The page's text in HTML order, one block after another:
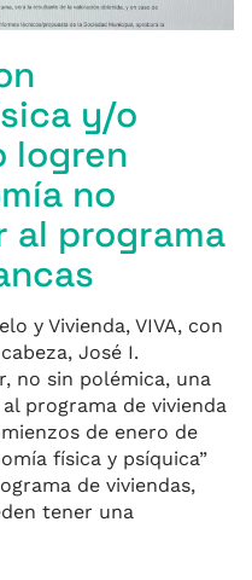
y/o
logren
no
al programa
y Vivienda, VIVA, con
José I.
no sin polémica, una
programa de vivienda
de enero de
física y psíquica”
de viviendas,
tener una